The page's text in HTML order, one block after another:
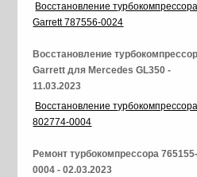
Восстановление турбокомпрессора
Garrett 787556-0024
Восстановление
Garrett для Mercedes GL350 -
11.03.2023
Восстановление турбокомпрессора
802774-0004
Ремонт турбокомпрессора 765155-
0004 - 02.03.2023